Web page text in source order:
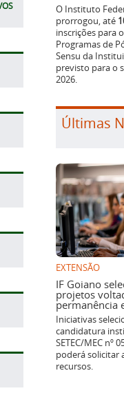
O Instituto
prorrogou, até
inscrições para
Programas de
Sensu da
previsto para o
2026.
Últimas
EXTENSÃO
IF Goiano
projetos
permanência
Iniciativas
candidatura
SETEC/MEC nº
poderá solicitar
recursos.